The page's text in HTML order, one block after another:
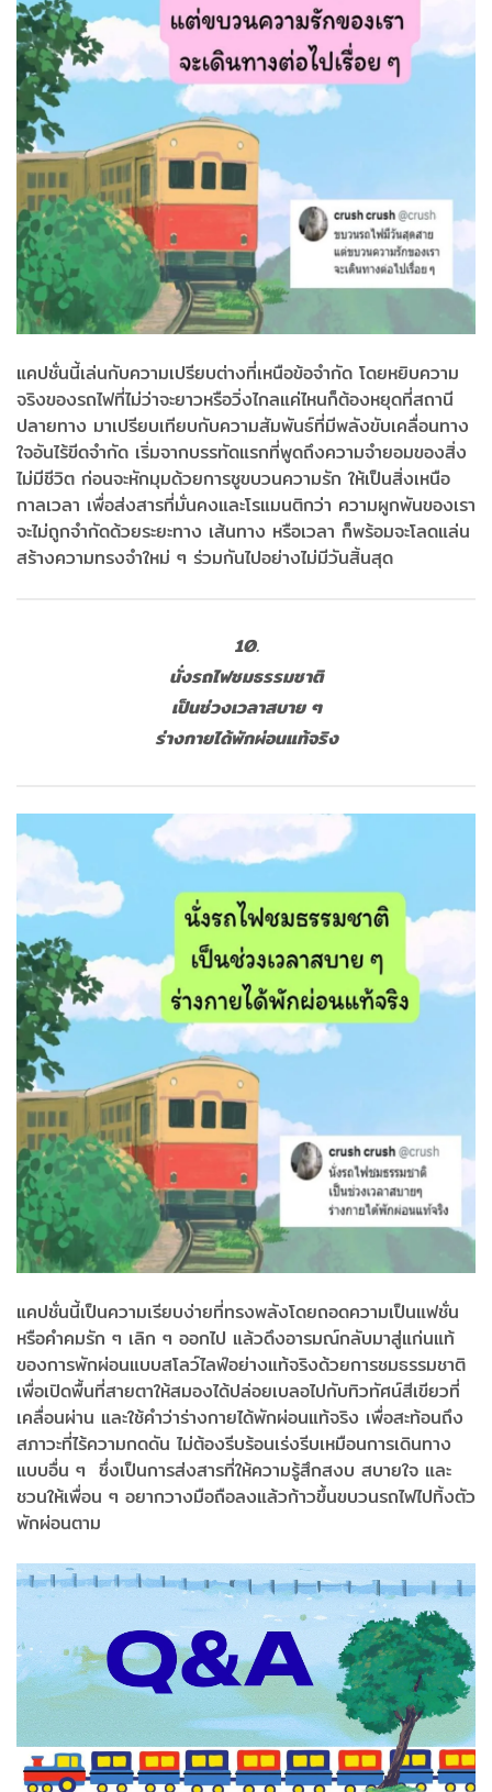
แคปชั่นนี้เล่นกับความเปรียบต่างที่เหนือข้อจำกัด โดยหยิบความ
จริงของรถไฟที่ไม่ว่าจะยาวหรือวิ่งไกลแค่ไหนก็ต้องหยุดที่สถานี
ปลายทาง มาเปรียบเทียบกับความสัมพันธ์ที่มีพลังขับเคลื่อนทาง
ใจอันไร้ขีดจำกัด เริ่มจากบรรทัดแรกที่พูดถึงความจำยอมของสิ่ง
ไม่มีชีวิต ก่อนจะหักมุมด้วยการชูขบวนความรัก ให้เป็นสิ่งเหนือ
กาลเวลา เพื่อส่งสารที่มั่นคงและโรแมนติกว่า ความผูกพันของเรา
จะไม่ถูกจำกัดด้วยระยะทาง เส้นทาง หรือเวลา ก็พร้อมจะโลดแล่น
สร้างความทรงจำใหม่ ๆ ร่วมกันไปอย่างไม่มีวันสิ้นสุด
10.
นั่งรถไฟชมธรรมชาติ
เป็นช่วงเวลาสบาย ๆ
ร่างกายได้พักผ่อนแท้จริง
แคปชั่นนี้เป็นความเรียบง่ายที่ทรงพลังโดยถอดความเป็นแฟชั่น
หรือคำคมรัก ๆ เลิก ๆ ออกไป แล้วดึงอารมณ์กลับมาสู่แก่นแท้
ของการพักผ่อนแบบสโลว์ไลฟ์อย่างแท้จริงด้วยการชมธรรมชาติ
เพื่อเปิดพื้นที่สายตาให้สมองได้ปล่อยเบลอไปกับทิวทัศน์สีเขียวที่
เคลื่อนผ่าน และใช้คำว่าร่างกายได้พักผ่อนแท้จริง เพื่อสะท้อนถึง
สภาวะที่ไร้ความกดดัน ไม่ต้องรีบร้อนเร่งรีบเหมือนการเดินทาง
แบบอื่น ๆ ซึ่งเป็นการส่งสารที่ให้ความรู้สึกสงบ สบายใจ และ
ชวนให้เพื่อน ๆ อยากวางมือถือลงแล้วก้าวขึ้นขบวนรถไฟไปทิ้งตัว
พักผ่อนตาม